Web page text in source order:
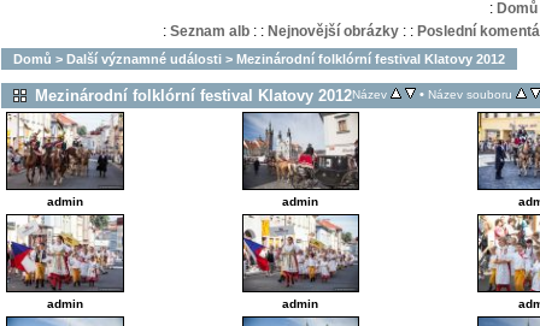
: Domů
: Seznam alb: : Nejnovější obrázky: : Poslední
Domů > Další významné události > Mezinárodní folklórní festival Klatovy 2012
Mezinárodní folklórní festival Klatovy 2012Název • Název souboru
admin admin
admin admin